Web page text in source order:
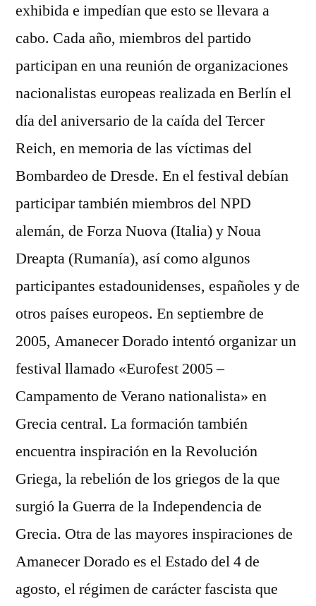
exhibida e impedían que esto se llevara a
cabo. Cada año, miembros del partido
participan en una reunión de organizaciones
nacionalistas europeas realizada en Berlín el
día del aniversario de la caída del Tercer
Reich, en memoria de las víctimas del
Bombardeo de Dresde. En el festival debían
participar también miembros del NPD
alemán, de Forza Nuova (Italia) y Noua
Dreapta (Rumanía), así como algunos
participantes estadounidenses, españoles y de
otros países europeos. En septiembre de
2005, Amanecer Dorado intentó organizar un
festival llamado «Eurofest 2005 –
Campamento de Verano nationalista» en
Grecia central. La formación también
encuentra inspiración en la Revolución
Griega, la rebelión de los griegos de la que
surgió la Guerra de la Independencia de
Grecia. Otra de las mayores inspiraciones de
Amanecer Dorado es el Estado del 4 de
agosto, el régimen de carácter fascista que